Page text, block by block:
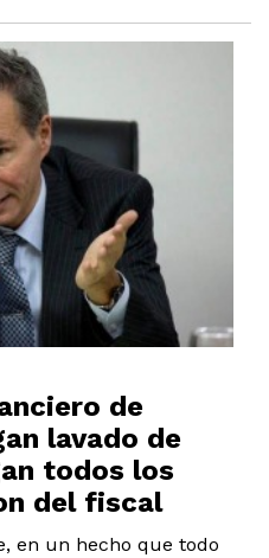
de
lavado de
todos los
del fiscal
en un hecho que todo